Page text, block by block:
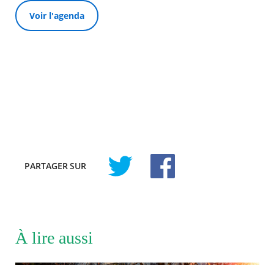
Voir l'agenda
PARTAGERSUR
À lire aussi